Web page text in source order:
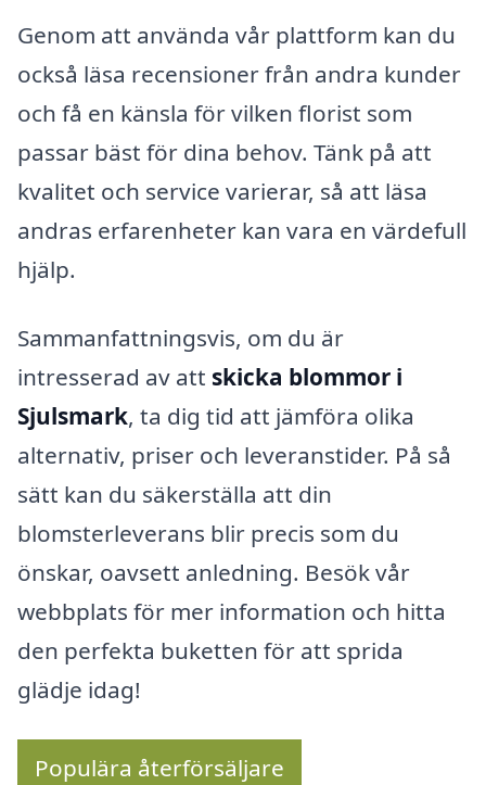
Genom att använda vår plattform kan du
också läsa recensioner från andra kunder
och få en känsla för vilken florist som
passar bäst för dina behov. Tänk på att
kvalitet och service varierar, så att läsa
andras erfarenheter kan vara en värdefull
hjälp.
Sammanfattningsvis, om du är
intresserad av att skicka blommor i
Sjulsmark, ta dig tid att jämföra olika
alternativ, priser och leveranstider. På så
sätt kan du säkerställa att din
blomsterleverans blir precis som du
önskar, oavsett anledning. Besök vår
webbplats för mer information och hitta
den perfekta buketten för att sprida
glädje idag!
Populära återförsäljare